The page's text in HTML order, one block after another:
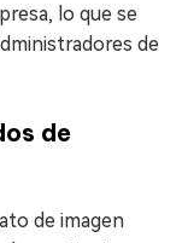
lo que se
de
de
de imagen